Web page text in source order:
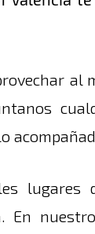
al